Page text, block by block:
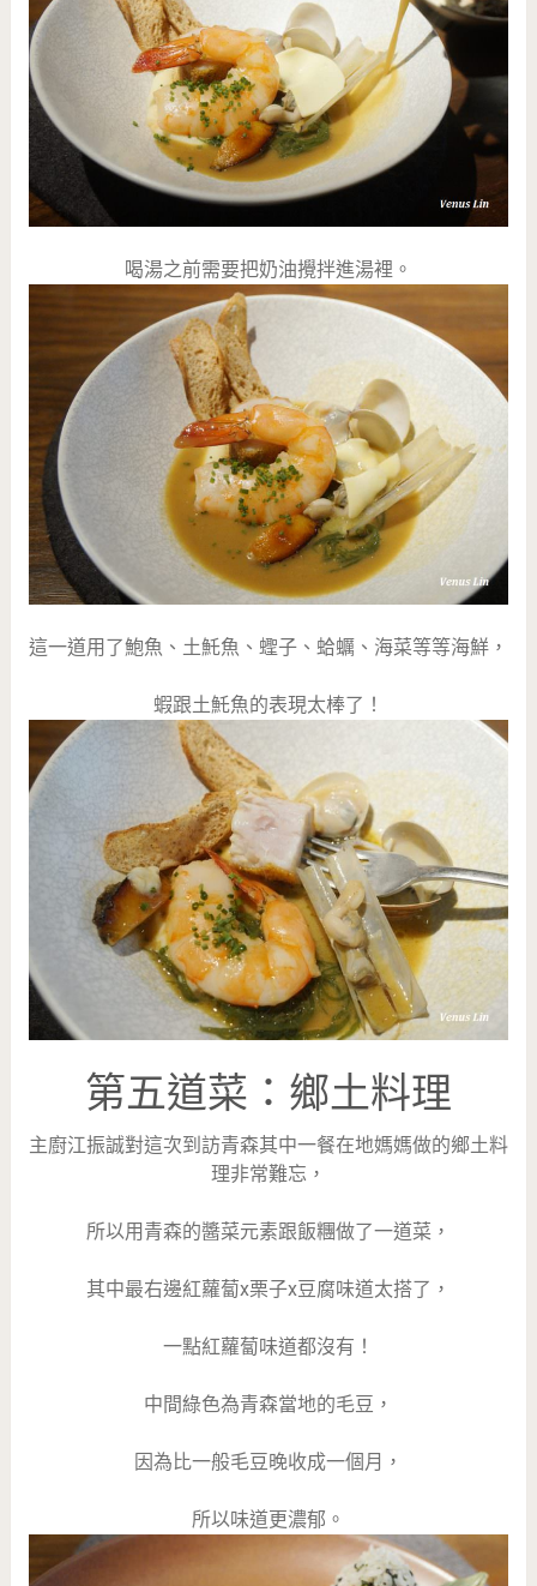
喝湯之前需要把奶油攪拌進湯裡。
這一道用了鮑魚、土魠魚、蟶子、蛤蠣、海菜等等海鮮，
蝦跟土魠魚的表現太棒了！
第五道菜：鄉土料理
主廚江振誠對這次到訪青森其中一餐在地媽媽做的鄉土料
理非常難忘，
所以用青森的醬菜元素跟飯糰做了一道菜，
其中最右邊紅蘿蔔x栗子x豆腐味道太搭了，
一點紅蘿蔔味道都沒有！
中間綠色為青森當地的毛豆，
因為比一般毛豆晚收成一個月，
所以味道更濃郁。